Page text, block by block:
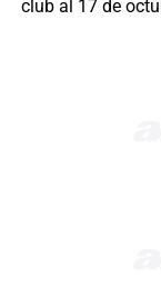
club al 17 de